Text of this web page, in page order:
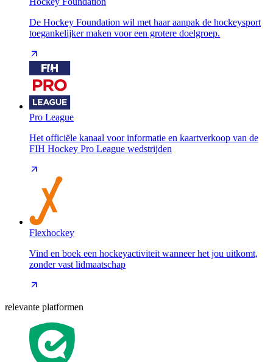
De Hockey Foundation wil met haar aanpak de hockeysport
toegankelijker maken voor een grotere doelgroep.
Pro League
Het officiële kanaal voor informatie en kaartverkoop van de
FIH Hockey Pro League wedstrijden
Flexhockey
Vind en boek een hockeyactiviteit wanneer het jou uitkomt,
zonder vast lidmaatschap
relevante platformen